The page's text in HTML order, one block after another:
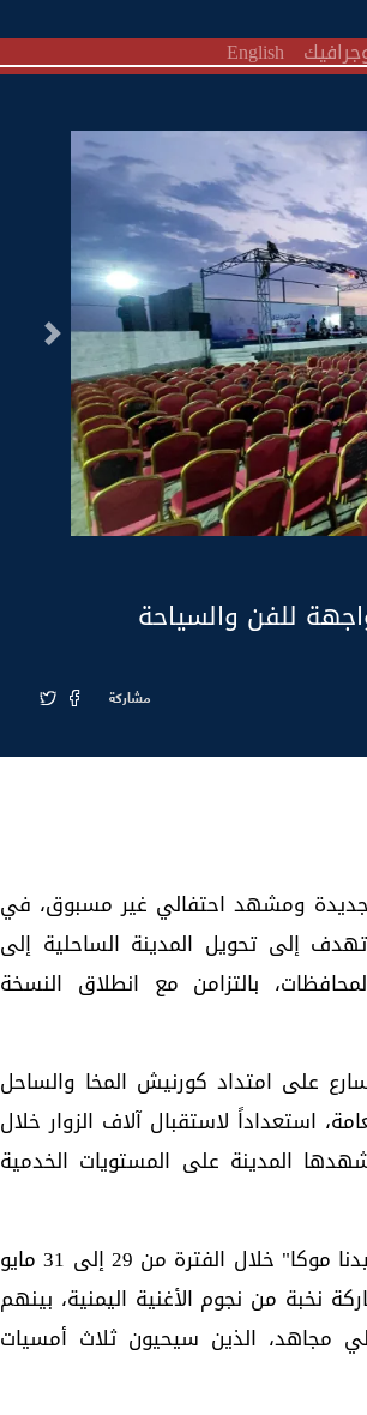
English
التالى
للفن والسياحة
مشاركة
جديدة ومشهد احتفالي غير مسبوق، في
إلى تحويل المدينة الساحلية إلى
بالتزامن مع انطلاق النسخة
على امتداد كورنيش المخا والساحل
استعداداً لاستقبال آلاف الزوار خلال
المدينة على المستويات الخدمية
ومن المقرر أن يحتضن كورنيش المخا فعاليات مهرجان "عيدنا موكا" خلال الفترة من 29 إلى 31 مايو
نخبة من نجوم الأغنية اليمنية، بينهم
مجاهد، الذين سيحيون ثلاث أمسيات